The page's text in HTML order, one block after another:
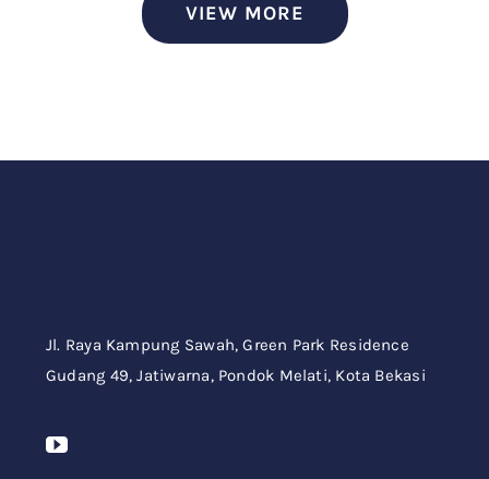
VIEW MORE
Jl. Raya Kampung Sawah,Green Park Residence
Gudang 49,Jatiwarna, Pondok Melati, Kota Bekasi